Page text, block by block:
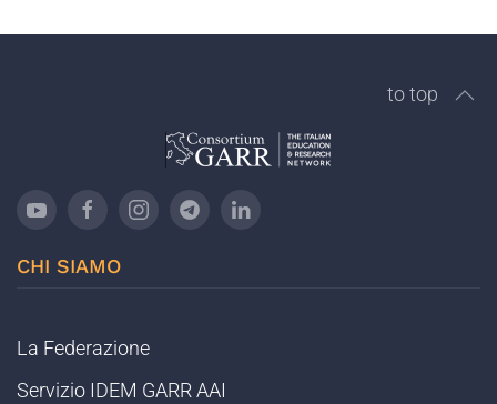
to top
CHI SIAMO
La Federazione
Servizio IDEM GARR AAI